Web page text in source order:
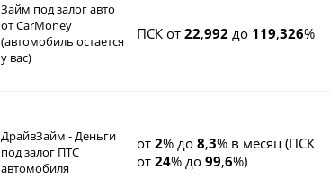
Займ под залог авто
от CarMoney
(автомобиль остается
у вас)
ПСК от 22,992до 119,326%
ДрайвЗайм - Деньги
под залог ПТС
автомобиля
от 2% до 8,3% в месяц (ПСК
от 24% до 99,6%)